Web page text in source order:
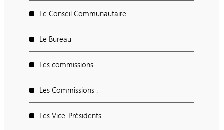
Le Conseil Communautaire
Le Bureau
Les commissions
Les Commissions :
Les Vice-Présidents